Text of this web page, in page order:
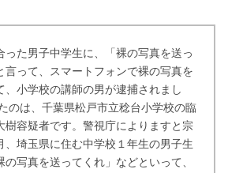
った男子中学生に、「裸の写真を送っ
言って、スマートフォンで裸の写真を
、小学校の講師の男が逮捕されまし
のは、千葉県松戸市立稔台小学校の臨
樹容疑者です。警視庁によりますと宗
、埼玉県に住む中学校１年生の男子生
の写真を送ってくれ」などといって、